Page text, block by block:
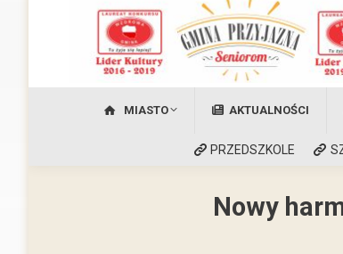
MIASTO AKTUALNOŚCI
PRZEDSZKOLE
Nowy